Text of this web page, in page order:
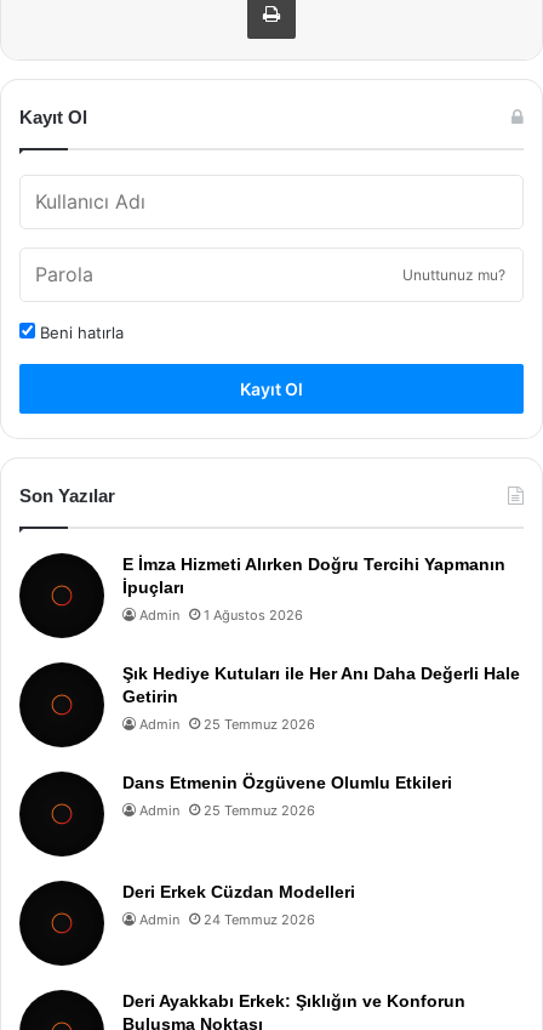
Kayıt Ol
Unuttunuz mu?
Beni hatırla
Kayıt Ol
Son Yazılar
E İmza Hizmeti Alırken Doğru Tercihi Yapmanın
İpuçları
Admin 1 Ağustos 2026
Şık Hediye Kutuları ile Her Anı Daha Değerli Hale
Getirin
Admin 25 Temmuz 2026
Dans Etmenin Özgüvene Olumlu Etkileri
Admin 25 Temmuz 2026
Deri Erkek Cüzdan Modelleri
Admin 24 Temmuz 2026
Deri Ayakkabı Erkek: Şıklığın ve Konforun
Buluşma Noktası